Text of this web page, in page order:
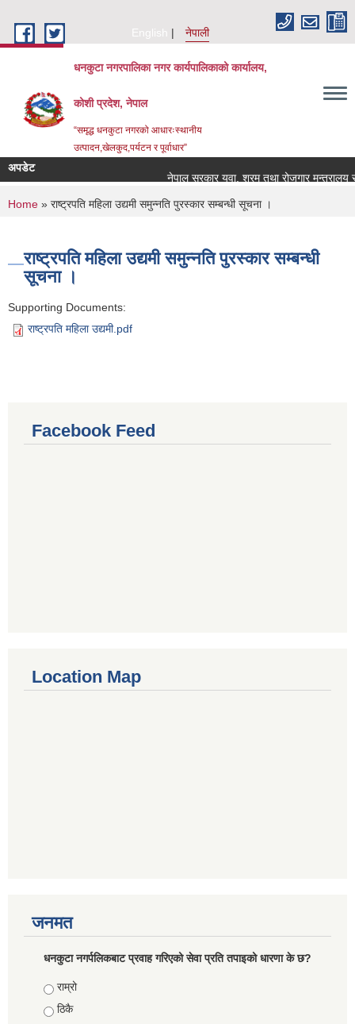
English
नेपाली
धनकुटा नगरपालिका नगर कार्यपालिकाको कार्यालय,
कोशी प्रदेश, नेपाल
“समृद्ध धनकुटा नगरको आधारःस्थानीय
उत्पादन,खेलकुद,पर्यटन र पूर्वाधार”
अपडेट
नेपाल सरकार युवा, श्रम तथा रोजगार मन्त्रालय
You are here
Home » राष्ट्रपति महिला उद्यमी समुन्नति पुरस्कार सम्बन्धी सूचना ।
राष्ट्रपति महिला उद्यमी समुन्नति पुरस्कार सम्बन्धी
सूचना ।
Supporting Documents:
राष्ट्रपति महिला उद्यमी.pdf
Facebook Feed
Location Map
जनमत
धनकुटा नगर्पलिकबाट प्रवाह गरिएको सेवा प्रति तपाइको धारणा के छ?
Choices
राम्रो
ठिकै